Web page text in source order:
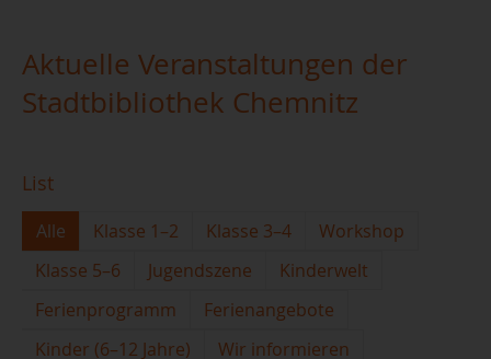
Aktuelle Veranstaltungen der
Stadtbibliothek Chemnitz
List
Alle Klasse 1–2 Klasse 3–4
Workshop
Klasse 5–6
Jugendszene
Kinderwelt
Ferienprogramm
Ferienangebote
Kinder (6–12 Jahre)
Wir informieren